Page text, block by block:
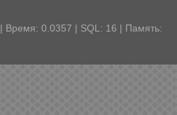
| Время: 0.0357 | SQL: 16 | Память: